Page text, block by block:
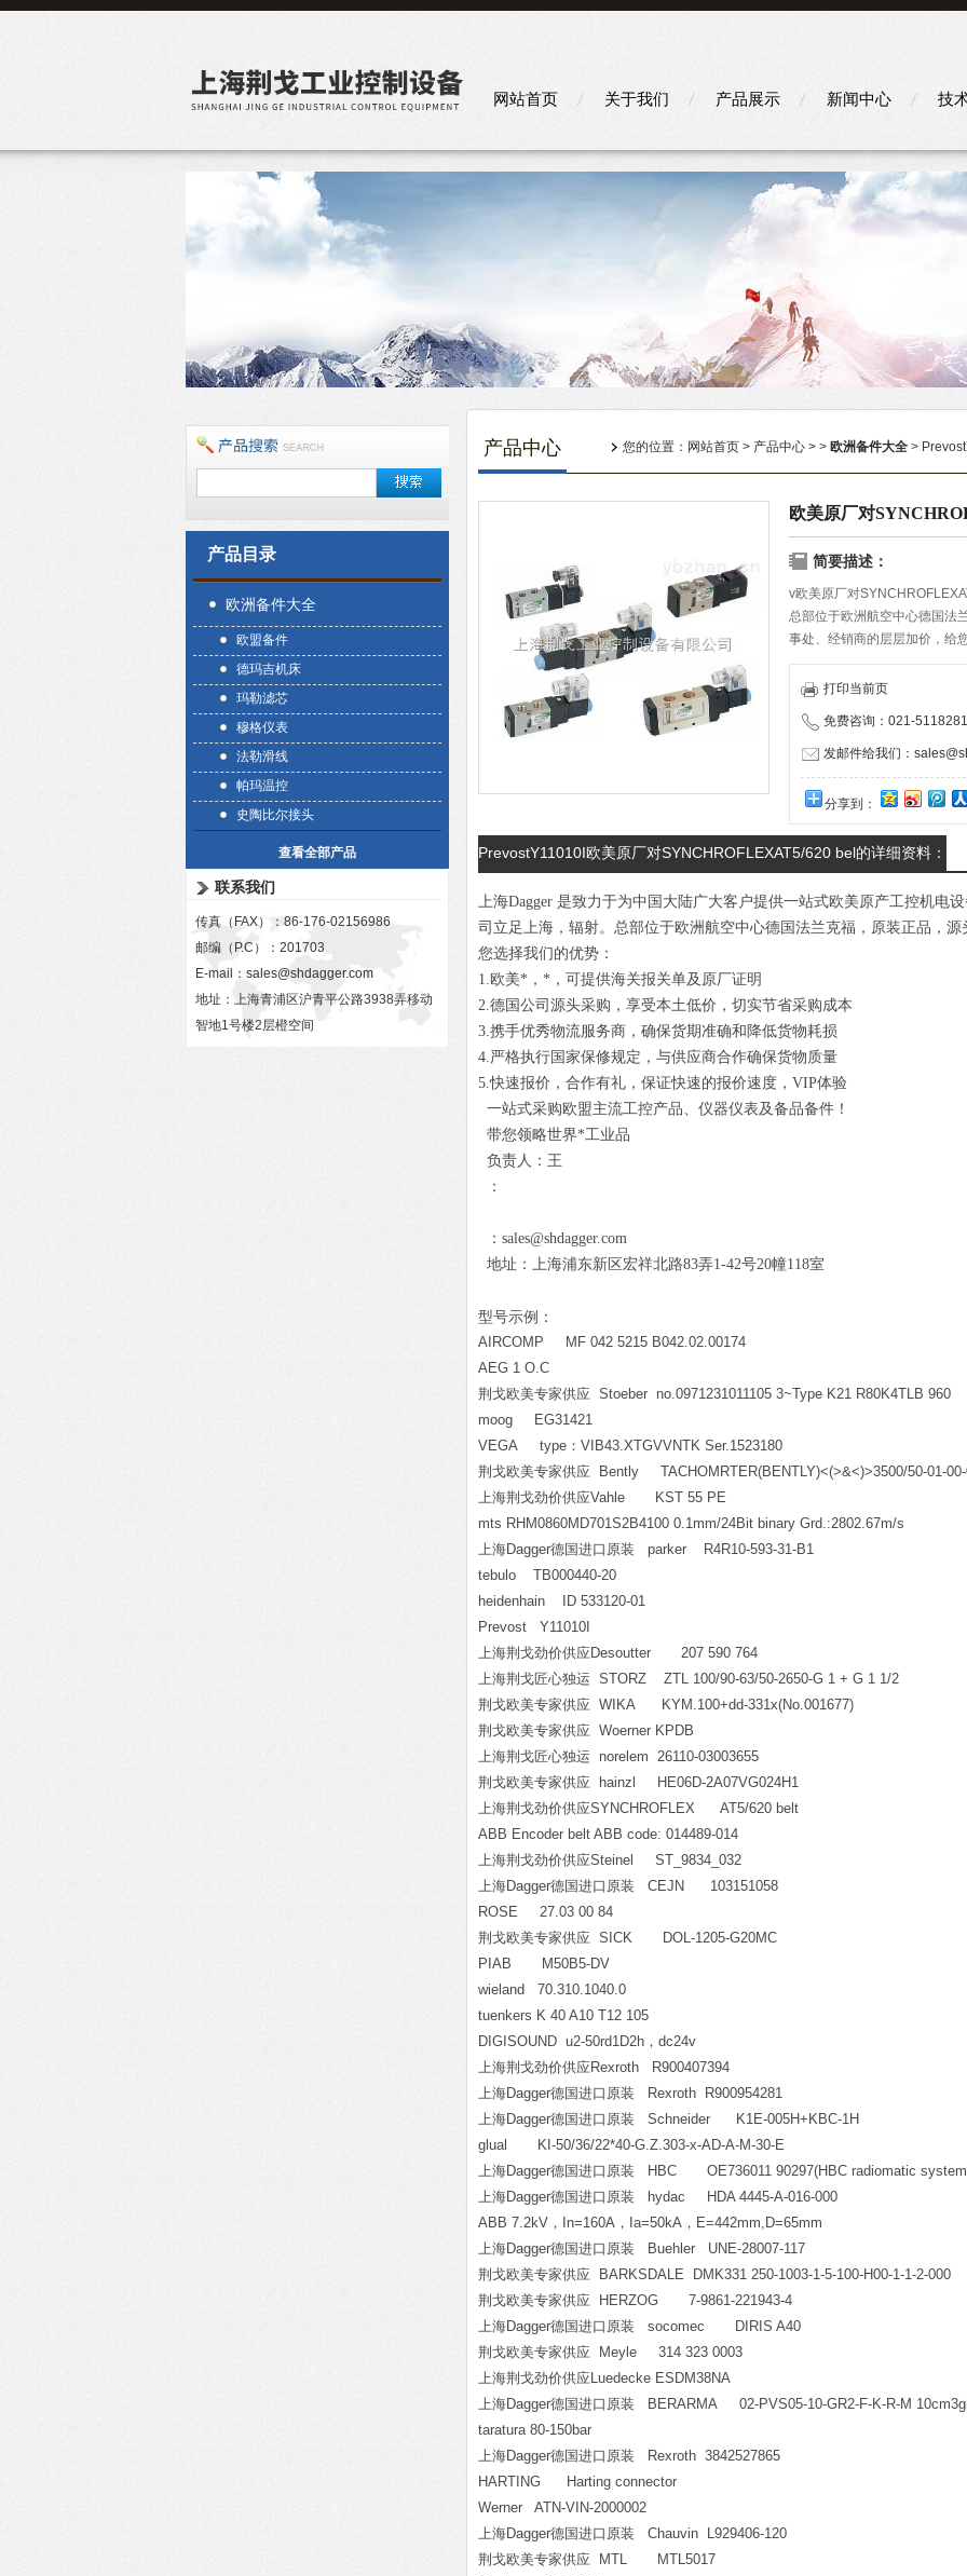
网站首页 关于我们 产品展示 新闻中心 技
产品目录
欧洲备件大全
欧盟备件
德玛吉机床
玛勒滤芯
穆格仪表
法勒滑线
帕玛温控
史陶比尔接头
查看全部产品
联系我们
传真（FAX）：86-176-02156986
邮编（P.C）：201703
E-mail： sales@shdagger.com
地址：上海青浦区沪青平公路3938弄移动
智地1号楼2层橙空间
产品中心 您的位置： 网站首页 > 产品中心 > > 欧洲备件大全 >
欧美原厂对
简要描述：
v欧美原厂对
总部位于欧洲航空中心德国法
事处、经销商的层层加价，给
物流服务商携手合作，保证货
打印当前页
免费咨询：021-
发邮件给我们：
分享到：
PrevostY11010I欧美原厂对SYNCHROFLEXAT5/620 bel的详细资料：
上海Dagger 是致力于为中国大陆广大客户提供一站式欧美原产工控机电
司立足上海，辐射。总部位于欧洲航空中心德国法兰克福，原装正品，源
您选择我们的优势：
1.欧美*，*，可提供海关报关单及原厂证明
2.德国公司源头采购，享受本土低价，切实节省采购成本
3.携手优秀物流服务商，确保货期准确和降低货物耗损
4.严格执行国家保修规定，与供应商合作确保货物质量
5.快速报价，合作有礼，保证快速的报价速度，VIP体验
一站式采购欧盟主流工控产品、仪器仪表及备品备件！
带您领略世界*工业品
负责人：王
：
：sales@shdagger.com
地址：上海浦东新区宏祥北路83弄1-42号20幢118室
型号示例：
AIRCOMP MF 042 5215 B042.02.00174
AEG 1 O.C
荆戈欧美专家供应 Stoeber no.0971231011105 3~Type K21 R80K4TLB 960
moog EG31421
VEGA type ：VIB43.XTGVVNTK Ser.1523180
荆戈欧美专家供应 Bently TACHOMRTER(BENTLY)<(>&<)>3500/50-01-
上海荆戈劲价供应Vahle KST 55 PE
mts RHM0860MD701S2B4100 0.1mm/24Bit binary Grd.:2802.67m/s
上海Dagger德国进口原装 parker R4R10-593-31-B1
tebulo TB000440-20
heidenhain ID 533120-01
Prevost Y11010I
上海荆戈劲价供应Desoutter 207 590 764
上海荆戈匠心独运 STORZ ZTL 100/90-63/50-2650-G 1 + G 1 1/2
荆戈欧美专家供应 WIKA KYM.100+dd-331x(No.001677)
荆戈欧美专家供应 Woerner KPDB
上海荆戈匠心独运 norelem 26110-03003655
荆戈欧美专家供应 hainzl HE06D-2A07VG024H1
上海荆戈劲价供应SYNCHROFLEX AT5/620 belt
ABB Encoder belt ABB code: 014489-014
上海荆戈劲价供应Steinel ST_9834_032
上海Dagger德国进口原装 CEJN 103151058
ROSE 27.03 00 84
荆戈欧美专家供应 SICK DOL-1205-G20MC
PIAB M50B5-DV
wieland 70.310.1040.0
tuenkers K 40 A10 T12 105
DIGISOUND u2-50rd1D2h ，dc24v
上海荆戈劲价供应Rexroth R900407394
上海Dagger德国进口原装 Rexroth R900954281
上海Dagger德国进口原装 Schneider K1E-005H+KBC-1H
glual KI-50/36/22*40-G.Z.303-x-AD-A-M-30-E
上海Dagger德国进口原装 HBC OE736011 90297(HBC radiomatic
上海Dagger德国进口原装 hydac HDA 4445-A-016-000
ABB 7.2kV ，In=160A，Ia=50kA，E=442mm,D=65mm
上海Dagger德国进口原装 Buehler UNE-28007-117
荆戈欧美专家供应 BARKSDALE DMK331 250-1003-1-5-100-H00-1-1-2-000
荆戈欧美专家供应 HERZOG 7-9861-221943-4
上海Dagger德国进口原装 socomec DIRIS A40
荆戈欧美专家供应 Meyle 314 323 0003
上海荆戈劲价供应Luedecke ESDM38NA
上海Dagger德国进口原装 BERARMA 02-PVS05-10-GR2-F-K-R-M
taratura 80-150bar
上海Dagger德国进口原装 Rexroth 3842527865
HARTING Harting connector
Werner ATN-VIN-2000002
上海Dagger德国进口原装 Chauvin L929406-120
荆戈欧美专家供应 MTL MTL5017